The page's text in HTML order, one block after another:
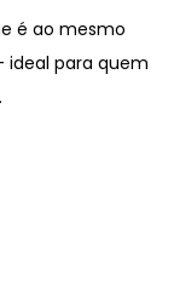
é ao mesmo
para quem